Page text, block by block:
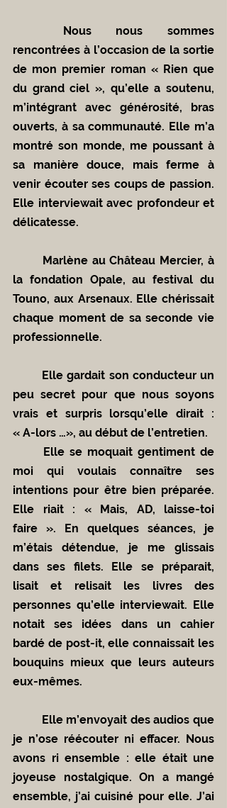
rencontrées à l’occasion de la sortie
de mon premier roman « Rien que
du grand ciel », qu’elle a soutenu,
m’intégrant avec générosité, bras
ouverts, à sa communauté. Elle m’a
montré son monde, me poussant à
sa manière douce, mais ferme à
venir écouter ses coups de passion.
Elle interviewait avec profondeur et
délicatesse.
la fondation Opale, au festival du
Touno, aux Arsenaux. Elle chérissait
chaque moment de sa seconde vie
professionnelle.
peu secret pour que nous soyons
vrais et surpris lorsqu’elle dirait :
« A-lors …», au début de l’entretien.
moi qui voulais connaître ses
intentions pour être bien préparée.
Elle riait : « Mais, AD, laisse-toi
faire ». En quelques séances, je
m’étais détendue, je me glissais
dans ses filets. Elle se préparait,
lisait et relisait les livres des
personnes qu’elle interviewait. Elle
notait ses idées dans un cahier
bardé de post-it, elle connaissait les
bouquins mieux que leurs auteurs
eux-mêmes.
je n’ose réécouter ni effacer. Nous
avons ri ensemble : elle était une
joyeuse nostalgique. On a mangé
ensemble, j’ai cuisiné pour elle. J’ai